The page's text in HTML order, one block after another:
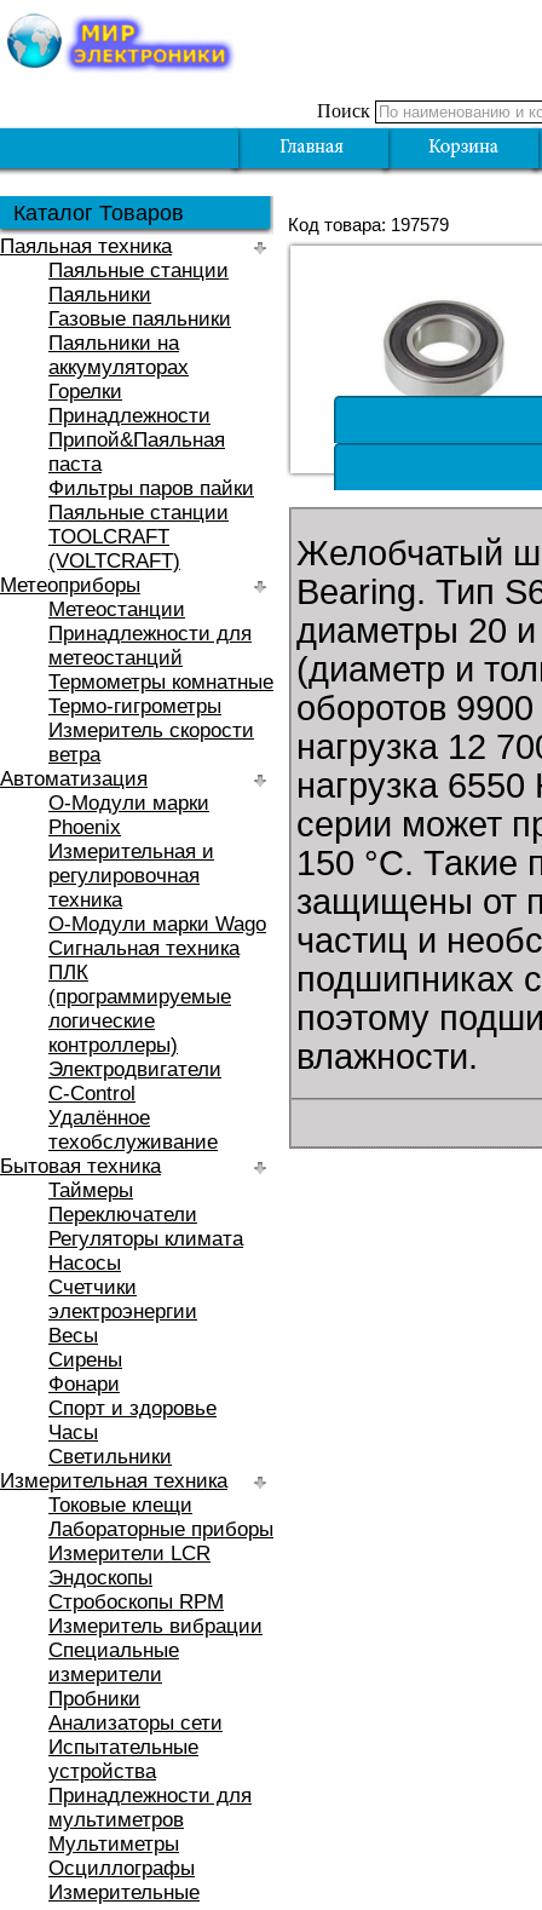
Поиск
Каталог Товаров
Паяльная техника
Паяльные станции
Паяльники
Газовые паяльники
Паяльники на
аккумуляторах
Горелки
Принадлежности
Припой&Паяльная
паста
Фильтры паров пайки
Паяльные станции
TOOLCRAFT
(VOLTCRAFT)
Метеоприборы
Метеостанции
Принадлежности для
метеостанций
Термометры комнатные
Термо-гигрометры
Измеритель скорости
ветра
Автоматизация
O-Модули марки
Phoenix
Измерительная и
регулировочная
техника
O-Модули марки Wago
Сигнальная техника
ПЛК
(программируемые
логические
контроллеры)
Электродвигатели
C-Control
Удалённое
техобслуживание
Бытовая техника
Таймеры
Переключатели
Регуляторы климата
Насосы
Счетчики
электроэнергии
Весы
Сирены
Фонари
Спорт и здоровье
Часы
Светильники
Измерительная техника
Токовые клещи
Лабораторные приборы
Измерители LCR
Эндоскопы
Стробоскопы RPM
Измеритель вибрации
Специальные
измерители
Пробники
Анализаторы сети
Испытательные
устройства
Принадлежности для
мультиметров
Мультиметры
Осциллографы
Измерительные
Код товара: 197579
Желобчатый
Bearing. Тип
диаметры 20
(диаметр и
оборотов
нагрузка 12
нагрузка
серии может
150 °C. Такие
защищены от
частиц и
подшипниках
поэтому
влажности.